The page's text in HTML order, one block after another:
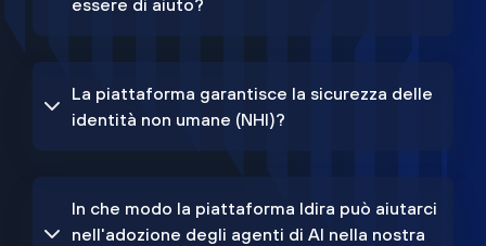
essere di aiuto?
La piattaforma garantisce la sicurezza delle
identità non umane (NHI)?
In che modo la piattaforma Idira può aiutarci
nell'adozione degli agenti di AI nella nostra